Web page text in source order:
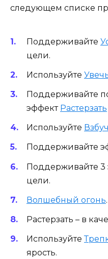
следующем списке
Поддерживайте
цели.
Используйте
Поддерживайте
эффект Растерзать
Используйте
Поддерживайте
Поддерживайте 3
цели.
Волшебный огонь.
Растерзать – в
Используйте
ярость.